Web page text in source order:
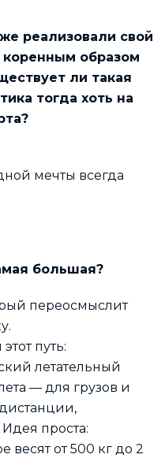
реализовали свой
образом
ли такая
тогда хоть на
мечты всегда
большая?
переосмыслит
путь:
летательный
— для грузов и
проста:
весят от 500 кг до 2